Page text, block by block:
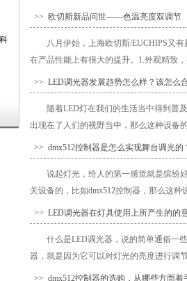
>> 欧切斯新品问世——色温亮度双调节
八月伊始，上海欧切斯/EUCHIPS又
在产品性能上有很大的提升。1.外观精致
>> LED调光器发展趋势怎么样？该怎么
随着LED灯在我们的生活当中得到普
出现在了人们的视野当中，那么这种设备
>> dmx512控制器是怎么实现舞台调光的
说起灯光，给人的第一感觉就是缤纷
关设备的，比如dmx512控制器，那么这
>> LED调光器在灯具使用上所产生的的
什么是LED调光器，说的简单通俗一
器，就是因为它可以对灯光的亮度进行调
>> dmx512控制器的选购，从哪些方面着